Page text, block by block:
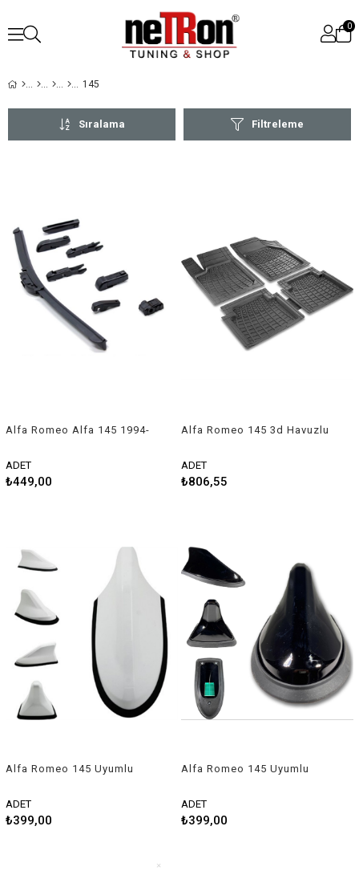
0
145
Filtreleme
Sıralama
Alfa Romeo Alfa 145 1994-
ADET
₺449,00
Alfa Romeo 145 3d Havuzlu
ADET
₺806,55
Alfa Romeo 145 Uyumlu
ADET
₺399,00
Alfa Romeo 145 Uyumlu
ADET
₺399,00